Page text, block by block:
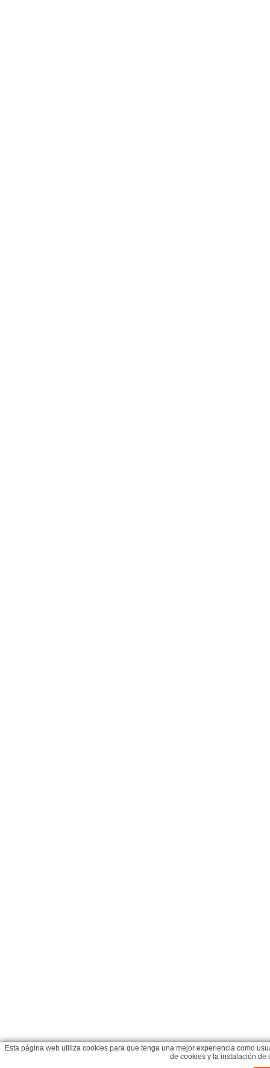
Esta página web utiliza cookies para que tenga una mejor experiencia como
de cookies y la instalación